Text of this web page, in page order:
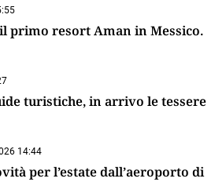
primo resort Aman in Messico.
turistiche, in arrivo le tessere
14:44
per l’estate dall’aeroporto di